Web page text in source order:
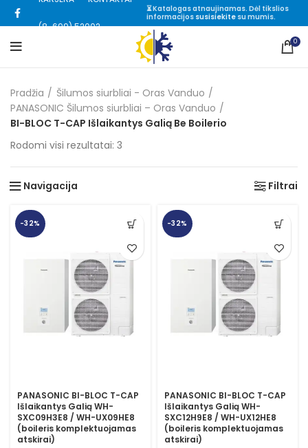
(8-699) 52002
⏳ Katalogas atnaujinamas. Dėl tikslios
informacijos susisiekitesu mumis.
0
Pradžia
Šilumos siurbliai - Oras Vanduo
PANASONIC Šilumos siurbliai – Oras Vanduo
BI-BLOC T-CAP Išlaikantys Galią Be Boilerio
Rodomi visi rezultatai: 3
iki
Navigacija Filtrai
-32%
PANASONIC BI-BLOC T-CAP
Išlaikantys Galią WH-
SXC09H3E8 / WH-UX09HE8
(boileris komplektuojamas
atskirai)
-32%
PANASONIC BI-BLOC T-CAP
Išlaikantys Galią WH-
SXC12H9E8 / WH-UX12HE8
(boileris komplektuojamas
atskirai)